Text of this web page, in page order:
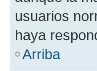
usuarios
haya
Arriba